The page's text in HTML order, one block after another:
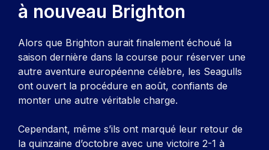
à nouveau Brighton
Alors que Brighton aurait finalement échoué la
saison dernière dans la course pour réserver une
autre aventure européenne célèbre, les Seagulls
ont ouvert la procédure en août, confiants de
monter une autre véritable charge.
Cependant, même s’ils ont marqué leur retour de
la quinzaine d’octobre avec une victoire 2-1 à